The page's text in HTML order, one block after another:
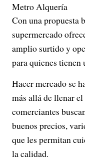
Metro Alquería
Con una propuesta
supermercado
amplio surtido y
para quienes
Hacer mercado se
más allá de llenar
comerciantes
buenos precios,
que les permitan
la calidad.